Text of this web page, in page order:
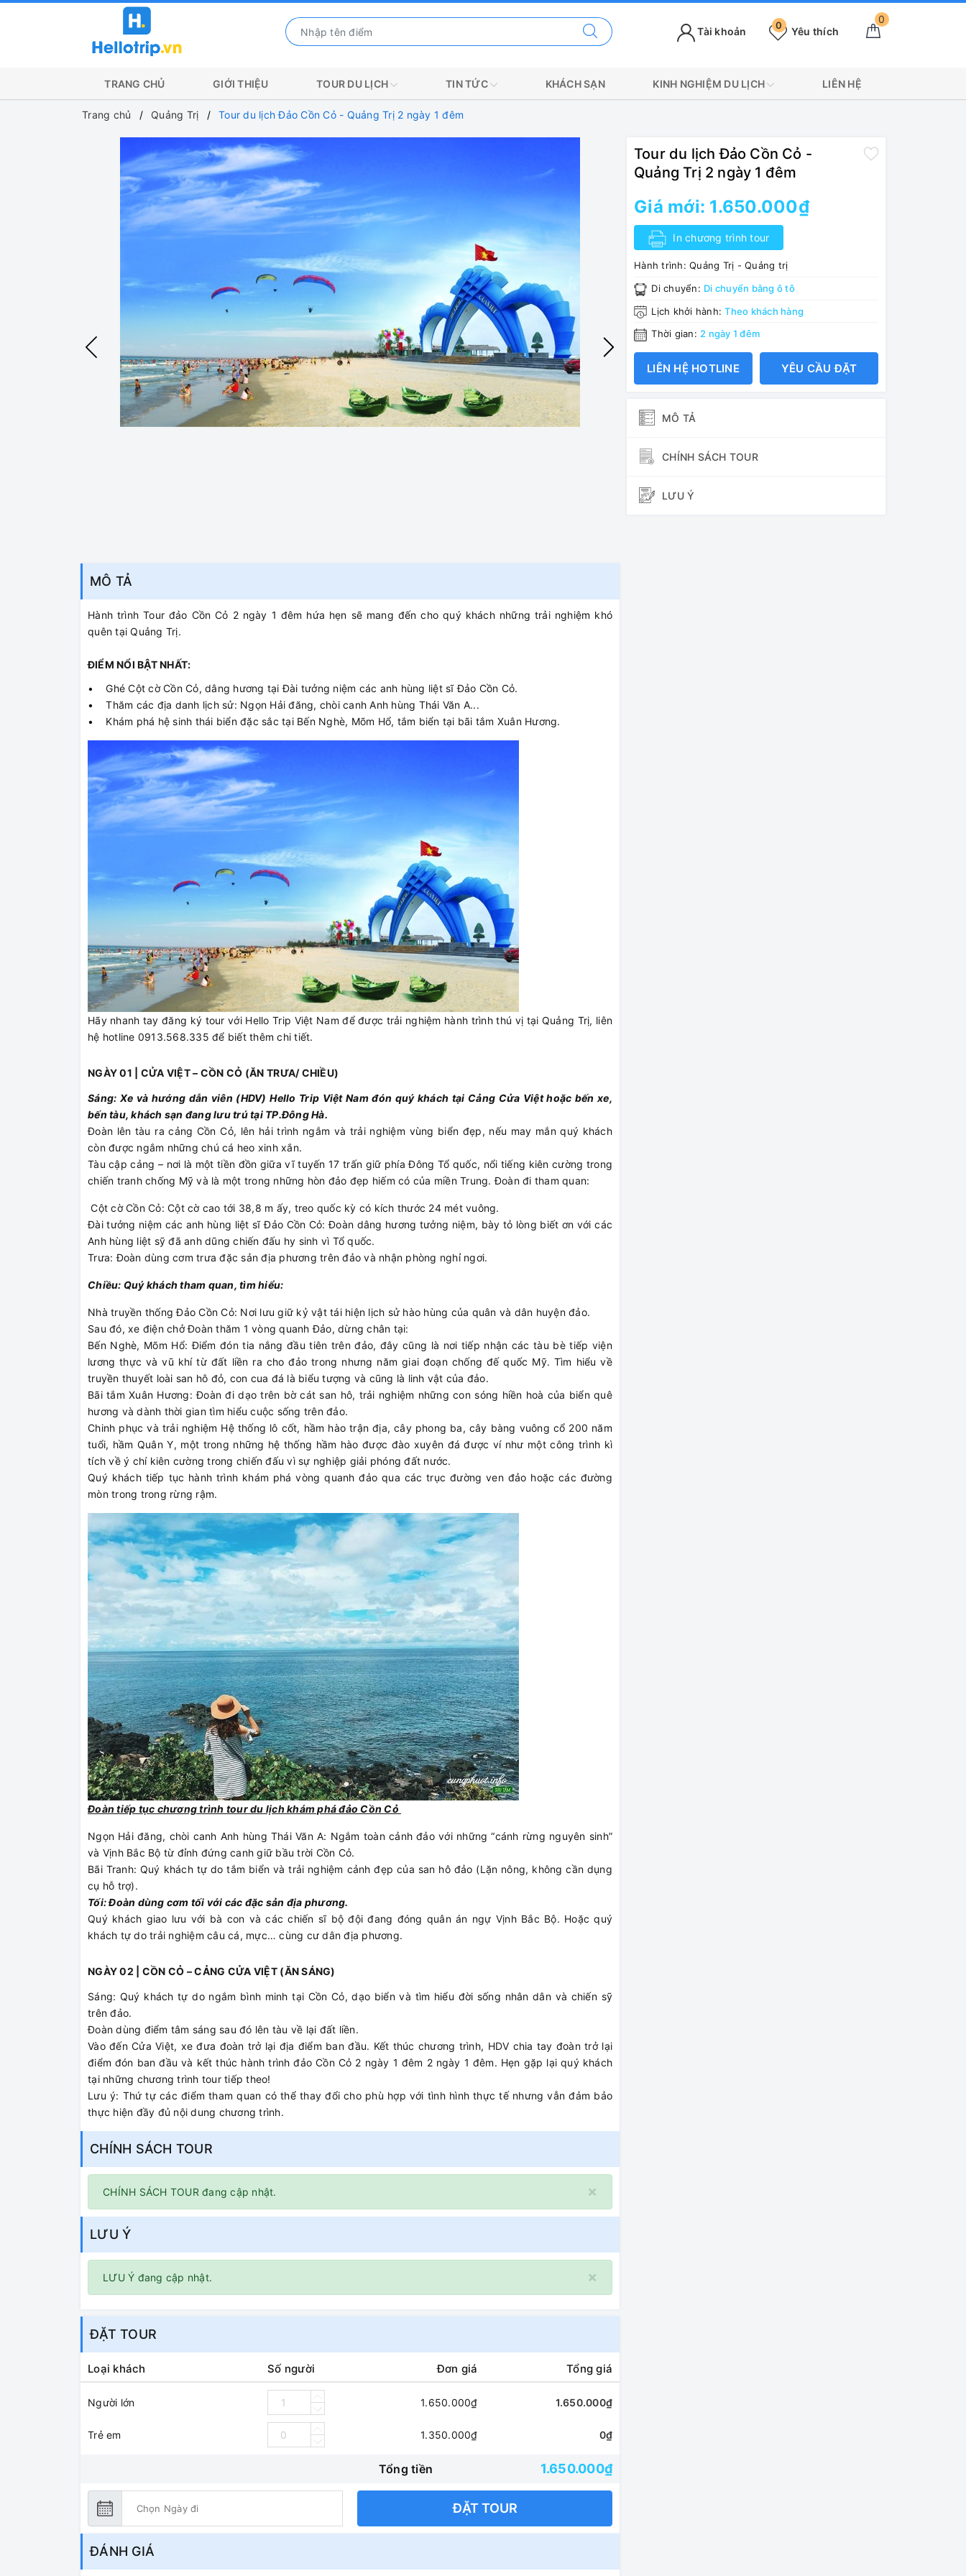
0
Yêu thích
0
Tài khoản
TRANG CHỦ GIỚI THIỆU TOUR DU LỊCH TIN TỨC KHÁCH SẠN KINH NGHIỆM DU LỊCH LIÊN HỆ
Trang chủ Quảng Trị Tour du lịch Đảo Cồn Cỏ - Quảng Trị 2 ngày 1 đêm
MÔ TẢ
Hành trình Tour đảo Cồn Cỏ 2 ngày 1 đêm hứa hẹn sẽ mang đến cho quý khách những trải nghiệm khó
quên tại Quảng Trị.
ĐIỂM NỔI BẬT NHẤT:
• Ghé Cột cờ Cồn Cỏ, dâng hương tại Đài tưởng niệm các anh hùng liệt sĩ Đảo Cồn Cỏ.
• Thăm các địa danh lịch sử: Ngọn Hải đăng, chòi canh Anh hùng Thái Văn A...
• Khám phá hệ sinh thái biển đặc sắc tại Bến Nghè, Mõm Hổ, tắm biển tại bãi tắm Xuân Hương.
Hãy nhanh tay đăng ký tour với Hello Trip Việt Nam để được trải nghiệm hành trình thú vị tại Quảng Trị, liên
hệ hotline 0913.568.335 để biết thêm chi tiết.
NGÀY 01 | CỬA VIỆT – CỒN CỎ (ĂN TRƯA/ CHIỀU)
Sáng: Xe và hướng dẫn viên (HDV) Hello Trip Việt Nam đón quý khách tại Cảng Cửa Việt hoặc bến xe,
bến tàu, khách sạn đang lưu trú tại TP.Đông Hà.
Đoàn lên tàu ra cảng Cồn Cỏ, lên hải trình ngắm và trải nghiệm vùng biển đẹp, nếu may mắn quý khách
còn được ngắm những chú cá heo xinh xắn.
Tàu cập cảng – nơi là một tiền đồn giữa vĩ tuyến 17 trấn giữ phía Đông Tổ quốc, nổi tiếng kiên cường trong
chiến tranh chống Mỹ và là một trong những hòn đảo đẹp hiếm có của miền Trung. Đoàn đi tham quan:
Cột cờ Cồn Cỏ: Cột cờ cao tới 38,8 m ấy, treo quốc kỳ có kích thước 24 mét vuông.
Đài tưởng niệm các anh hùng liệt sĩ Đảo Cồn Cỏ: Đoàn dâng hương tưởng niệm, bày tỏ lòng biết ơn với các
Anh hùng liệt sỹ đã anh dũng chiến đấu hy sinh vì Tổ quốc.
Trưa: Đoàn dùng cơm trưa đặc sản địa phương trên đảo và nhận phòng nghỉ ngơi.
Chiều: Quý khách tham quan, tìm hiểu:
Nhà truyền thống Đảo Cồn Cỏ: Nơi lưu giữ kỷ vật tái hiện lịch sử hào hùng của quân và dân huyện đảo.
Sau đó, xe điện chở Đoàn thăm 1 vòng quanh Đảo, dừng chân tại:
Bến Nghè, Mõm Hổ: Điểm đón tia nắng đầu tiên trên đảo, đây cũng là nơi tiếp nhận các tàu bè tiếp viện
lương thực và vũ khí từ đất liền ra cho đảo trong nhưng năm giai đoạn chống đế quốc Mỹ. Tìm hiểu về
truyền thuyết loài san hô đỏ, con cua đá là biểu tượng và cũng là linh vật của đảo.
Bãi tắm Xuân Hương: Đoàn đi dạo trên bờ cát san hô, trải nghiệm những con sóng hiền hoà của biển quê
hương và dành thời gian tìm hiểu cuộc sống trên đảo.
Chinh phục và trải nghiệm Hệ thống lô cốt, hầm hào trận địa, cây phong ba, cây bàng vuông cổ 200 năm
tuổi, hầm Quân Y, một trong những hệ thống hầm hào được đào xuyên đá được ví như một công trình kì
tích về ý chí kiên cường trong chiến đấu vì sự nghiệp giải phóng đất nước.
Quý khách tiếp tục hành trình khám phá vòng quanh đảo qua các trục đường ven đảo hoặc các đường
mòn trong trong rừng rậm.
Đoàn tiếp tục chương trình tour du lịch khám phá đảo Cồn Cỏ
Ngọn Hải đăng, chòi canh Anh hùng Thái Văn A: Ngắm toàn cảnh đảo với những “cánh rừng nguyên sinh”
và Vịnh Bắc Bộ từ đỉnh đứng canh giữ bầu trời Cồn Cỏ.
Bãi Tranh: Quý khách tự do tắm biển và trải nghiệm cảnh đẹp của san hô đảo (Lặn nông, không cần dụng
cụ hỗ trợ).
Tối: Đoàn dùng cơm tối với các đặc sản địa phương.
Quý khách giao lưu với bà con và các chiến sĩ bộ đội đang đóng quân án ngự Vịnh Bắc Bộ. Hoặc quý
khách tự do trải nghiệm câu cá, mực… cùng cư dân địa phương.
NGÀY 02 | CỒN CỎ – CẢNG CỬA VIỆT (ĂN SÁNG)
Sáng: Quý khách tự do ngắm bình minh tại Cồn Cỏ, dạo biển và tìm hiểu đời sống nhân dân và chiến sỹ
trên đảo.
Đoàn dùng điểm tâm sáng sau đó lên tàu về lại đất liền.
Vào đến Cửa Việt, xe đưa đoàn trở lại địa điểm ban đầu. Kết thúc chương trình, HDV chia tay đoàn trở lại
điểm đón ban đầu và kết thúc hành trình đảo Cồn Cỏ 2 ngày 1 đêm 2 ngày 1 đêm. Hẹn gặp lại quý khách
tại những chương trình tour tiếp theo!
Lưu ý: Thứ tự các điểm tham quan có thể thay đổi cho phù hợp với tình hình thực tế nhưng vẫn đảm bảo
thực hiện đầy đủ nội dung chương trình.
CHÍNH SÁCH TOUR
×
CHÍNH SÁCH TOUR đang cập nhật.
LƯU Ý
×
LƯU Ý đang cập nhật.
ĐẶT TOUR
Loại khách Số người Đơn giá Tổng giá
Người lớn 1.650.000₫ 1.650.000₫
Trẻ em 1.350.000₫ 0₫
Tổng tiền 1.650.000₫
ĐẶT TOUR
ĐÁNH GIÁ
Tour du lịch Đảo Cồn Cỏ -
Quảng Trị 2 ngày 1 đêm
Giá mới: 1.650.000₫
In chương trình tour
Hành trình: Quảng Trị - Quảng trị
Di chuyển: Di chuyển bằng ô tô
Lịch khởi hành:Theo khách hàng
Thời gian: 2 ngày 1 đêm
LIÊN HỆ HOTLINE YÊU CẦU ĐẶT
MÔ TẢ
CHÍNH SÁCH TOUR
LƯU Ý